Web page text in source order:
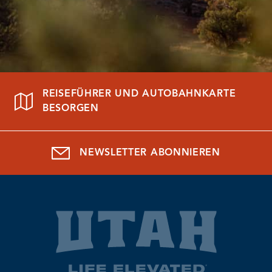
REISEFÜHRER UND AUTOBAHNKARTE
BESORGEN
NEWSLETTER ABONNIEREN